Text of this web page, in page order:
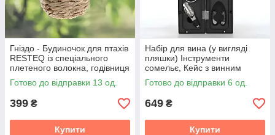
Гніздо - Будиночок для птахів
RESTEQ із спеціального
плетеного волокна, годівниця
для диких птахів, шпаківня
Готово до відправки 13 од.
399 ₴
Купити
Набір для вина (у вигляді
пляшки) Інструменти
сомельє, Кейс з винним
приладдям
Готово до відправки 6 од.
649 ₴
Купити